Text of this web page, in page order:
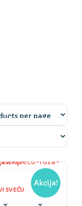
Akcija!
SVEĆU